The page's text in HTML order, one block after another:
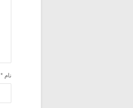
نام *